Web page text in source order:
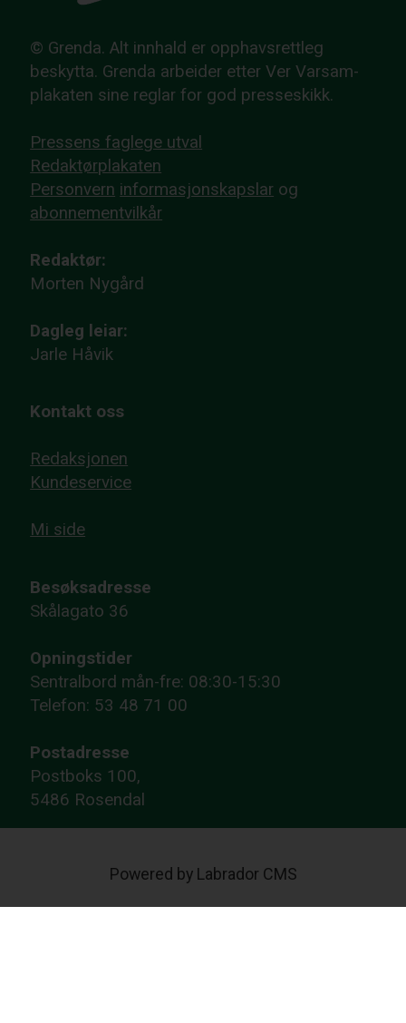
© Grenda. Alt innhald er opphavsrettleg
beskytta. Grenda arbeider etter Ver Varsam-
plakaten sine reglar for god presseskikk.
Pressens faglege utval
Redaktørplakaten
Personvern informasjonskapslar og
abonnementvilkår
Redaktør:
Morten Nygård
Dagleg leiar:
Jarle Håvik
Kontakt oss
Redaksjonen
Kundeservice
Mi side
Besøksadresse
Skålagato 36
Opningstider
Sentralbord mån-fre: 08:30-15:30
Telefon: 53 48 71 00
Postadresse
Postboks 100,
5486 Rosendal
Powered by Labrador CMS